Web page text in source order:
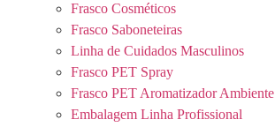
Frasco Cosméticos
Frasco Saboneteiras
Linha de Cuidados Masculinos
Frasco PET Spray
Frasco PET Aromatizador Ambiente
Embalagem Linha Profissional